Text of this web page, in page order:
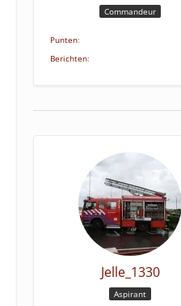
Commandeur
Punten
Berichten
Jelle_1330
Aspirant